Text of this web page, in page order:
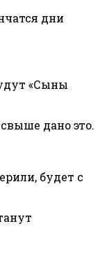
дни
«Сыны
дано это.
будет с